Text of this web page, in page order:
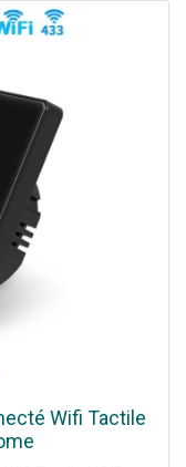
Tuya Smart,
Alexa, Google
LED ou basse
en veille : ≤
250V, 50/60Hz
0°C à 40°C
Installation :
Connexion
possibles.
du fil
phase unique
le compensateur
connecté
une expérience
tactile et sa
contrôler votre
des scénarios
créer
de vie, et partager
Wifi Tactile